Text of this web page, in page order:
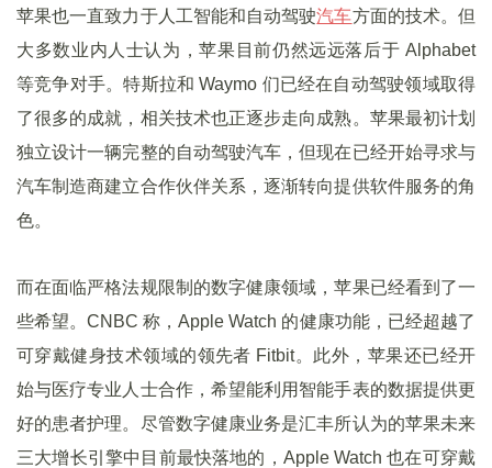
苹果也一直致力于人工智能和自动驾驶汽车方面的技术。但
大多数业内人士认为，苹果目前仍然远远落后于 Alphabet
等竞争对手。特斯拉和 Waymo 们已经在自动驾驶领域取得
了很多的成就，相关技术也正逐步走向成熟。苹果最初计划
独立设计一辆完整的自动驾驶汽车，但现在已经开始寻求与
汽车制造商建立合作伙伴关系，逐渐转向提供软件服务的角
色。
而在面临严格法规限制的数字健康领域，苹果已经看到了一
些希望。CNBC 称，Apple Watch 的健康功能，已经超越了
可穿戴健身技术领域的领先者 Fitbit。此外，苹果还已经开
始与医疗专业人士合作，希望能利用智能手表的数据提供更
好的患者护理。尽管数字健康业务是汇丰所认为的苹果未来
三大增长引擎中目前最快落地的，Apple Watch 也在可穿戴